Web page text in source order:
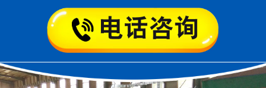
桥梁空心板气囊 八角桥梁板内模